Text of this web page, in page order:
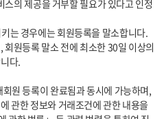
원등록 말소 전에 최소한 30일 이상의
다.
관한 정보와 거래조건에 관한 내용을